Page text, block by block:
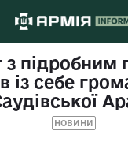
з підробним
із себе
НОВИНИ